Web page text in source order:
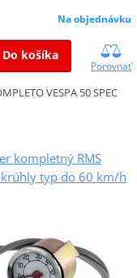
Na objednávku
Do košíka
Porovnať
VESPA 50 SPEC
kompletný RMS
typ do 60 km/h